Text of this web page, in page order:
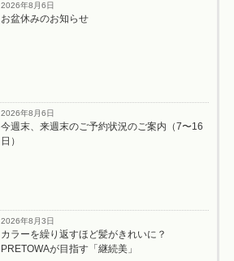
2026年8月6日
お盆休みのお知らせ
2026年8月6日
今週末、来週末のご予約状況のご案内（7〜16
日）
2026年8月3日
カラーを繰り返すほど髪がきれいに？
PRETOWAが目指す「継続美」